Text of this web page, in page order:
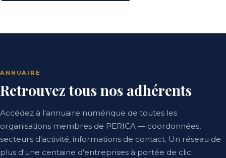
ANNUAIRE
Retrouvez tous nos adhérents
Accédez à l'annuaire numérique de toutes les
organisations membres de PERICA — coordonnées,
secteurs d'activité, informations de contact. Un réseau de
plus d'une centaine d'entreprises à portée de clic.